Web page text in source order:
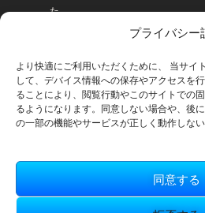
プライバシー
より快適にご利用いただくために、 当サイ
して、デバイス情報への保存やアクセスを
ることにより、閲覧行動やこのサイトでの
るようになります。同意しない場合や、後
の一部の機能やサービスが正しく動作しない
同意する
た
す
。